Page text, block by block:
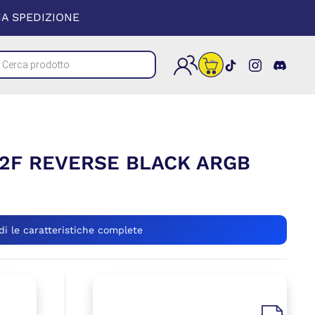
NUOVA FINESTRA)
SPEDIZIONE
(si apre in
(si apre
REVERSE BLACK ARGB
le caratteristiche complete